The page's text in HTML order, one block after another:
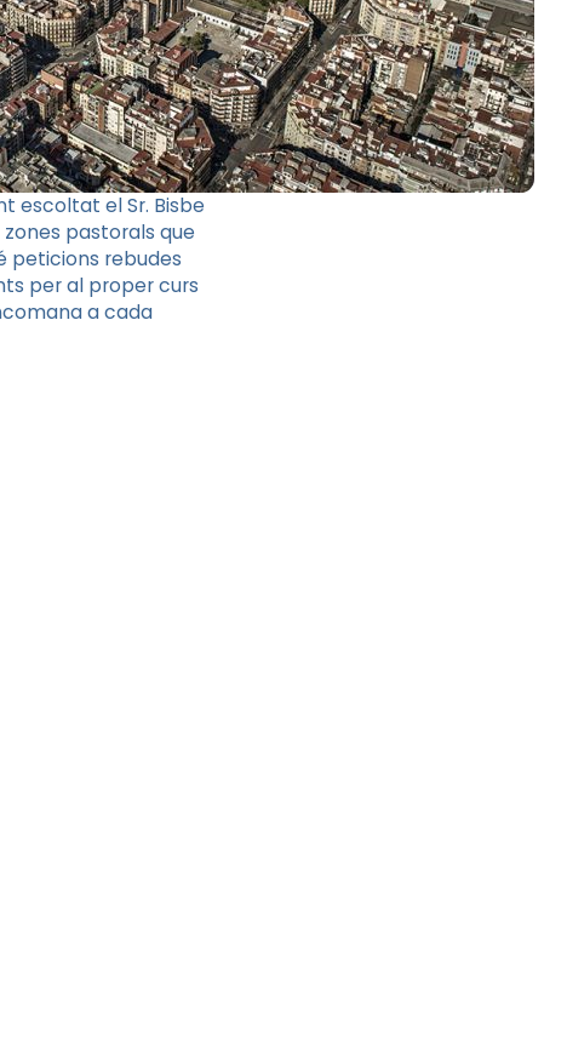
escoltat el Sr. Bisbe
pastorals que
peticions rebudes
per al proper curs
a cada